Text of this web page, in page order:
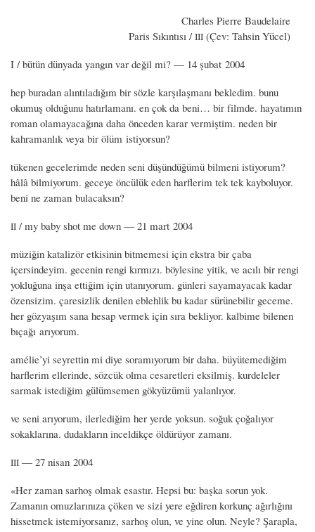
Charles Pierre Baudelaire
Paris Sıkıntısı /III (Çev: Tahsin Yücel)
I / bütün dünyada yangın var değil mi? — 14 şubat 2004
hep buradan alıntıladığım bir sözle karşılaşmanı bekledim. bunu
okumuş olduğunu hatırlamanı. en çok da beni… bir filmde. hayatımın
roman olamayacağına daha önceden karar vermiştim. neden bir
kahramanlık veya bir ölüm istiyorsun?
tükenen gecelerimde neden seni düşündüğümü bilmeni istiyorum?
hâlâ bilmiyorum. geceye öncülük eden harflerim tek tek kayboluyor.
beni ne zaman bulacaksın?
II / my baby shot me down — 21 mart 2004
müziğin katalizör etkisinin bitmemesi için ekstra bir çaba
içersindeyim. gecenin rengi kırmızı. böylesine yitik, ve acılı bir rengi
yokluğuna inşa ettiğim için utanıyorum. günleri sayamayacak kadar
özensizim. çaresizlik denilen eblehlik bu kadar sürünebilir geceme.
her gözyaşım sana hesap vermek için sıra bekliyor. kalbime bilenen
bıçağı arıyorum.
amélie’yi seyrettin mi diye soramıyorum bir daha. büyütemediğim
harflerim ellerinde, sözcük olma cesaretleri eksilmiş. kurdeleler
sarmak istediğim gülümsemen gökyüzümü yalanlıyor.
ve seni arıyorum, ilerlediğim her yerde yoksun. soğuk çoğalıyor
sokaklarına. dudakların inceldikçe öldürüyor zamanı.
III — 27 nisan 2004
«Her zaman sarhoş olmak esastır. Hepsi bu: başka sorun yok.
Zamanın omuzlarınıza çöken ve sizi yere eğdiren korkunç ağırlığını
hissetmek istemiyorsanız, sarhoş olun, ve yine olun. Neyle? Şarapla,